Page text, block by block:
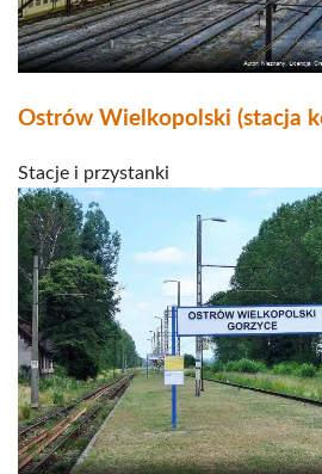
Ostrów Wielkopolski (stacja
Stacje i przystanki